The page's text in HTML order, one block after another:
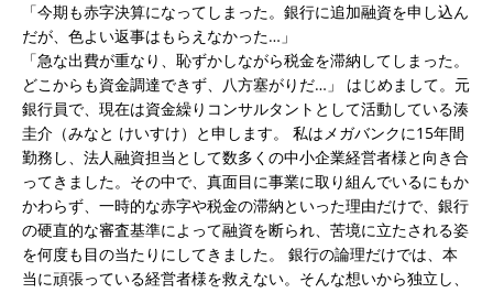
決
算・
税
金
滞
納
で
も
諦
め
な
い
「今期も赤字決算になってしまった。銀行に追加融資を申し込ん
だが、色よい返事はもらえなかった…」
「急な出費が重なり、恥ずかしながら税金を滞納してしまった。
どこからも資金調達できず、八方塞がりだ…」
はじめまして。元
銀行員で、現在は資金繰りコンサルタントとして活動している湊
圭介（みなと けいすけ）と申します。
私はメガバンクに15年間
勤務し、法人融資担当として数多くの中小企業経営者様と向き合
ってきました。その中で、真面目に事業に取り組んでいるにもか
かわらず、一時的な赤字や税金の滞納といった理由だけで、銀行
の硬直的な審査基準によって融資を断られ、苦境に立たされる姿
を何度も目の当たりにしてきました。
銀行の論理だけでは、本
当に頑張っている経営者様を救えない。そんな想いから独立し、